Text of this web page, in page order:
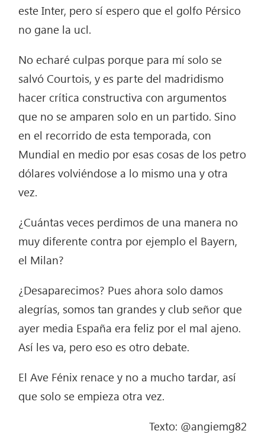
este Inter, pero sí espero que el golfo Pérsico
no gane la ucl.
No echaré culpas porque para mí solo se
salvó Courtois, y es parte del madridismo
hacer crítica constructiva con argumentos
que no se amparen solo en un partido. Sino
en el recorrido de esta temporada, con
Mundial en medio por esas cosas de los petro
dólares volviéndose a lo mismo una y otra
vez.
¿Cuántas veces perdimos de una manera no
muy diferente contra por ejemplo el Bayern,
el Milan?
¿Desaparecimos? Pues ahora solo damos
alegrías, somos tan grandes y club señor que
ayer media España era feliz por el mal ajeno.
Así les va, pero eso es otro debate.
El Ave Fénix renace y no a mucho tardar, así
que solo se empieza otra vez.
Texto: @angiemg82